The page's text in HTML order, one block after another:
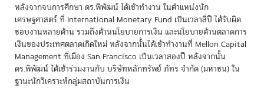
หลังจากจบการศึกษา ดร.พิพัฒน์ ได้เข้าทำงาน ในตำแหน่งนัก
เศรษฐศาสตร์ ที่ International Monetary Fund เป็นเวลาสี่ปี ได้รับผิด
ชอบงานหลายด้าน รวมถึงด้านนโยบายการเงิน และนโยบายด้านตลาดการ
เงินของประเทศตลาดเกิดใหม่ หลังจากนั้นได้เข้าทำงานที่ Mellon Capital
Management ที่เมือง San Francisco เป็นเวลาสองปี หลังจากนั้น
ดร.พิพัฒน์ ได้เข้าร่วมงานกับ บริษัทหลักทรัพย์ ภัทร จำกัด (มหาชน) ใน
ฐานะนักวิเคราะห์กลุ่มสถาบันการเงิน